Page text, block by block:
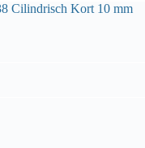
Cilindrisch Kort 10 mm